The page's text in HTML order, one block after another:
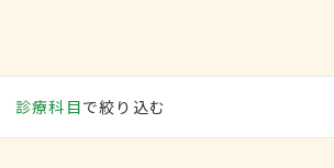
診療科目で絞り込む